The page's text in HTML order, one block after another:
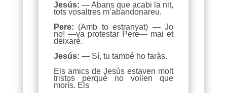
Jesús: — Abans que acabi la nit,
tots vosaltres m’abandonareu.
Pere: (Amb to estranyat) — Jo
no! —va protestar Pere— mai et
deixaré.
Jesús: — Sí, tu també ho faràs.
Els amics de Jesús estaven molt
tristos perquè no volien que
morís. Els